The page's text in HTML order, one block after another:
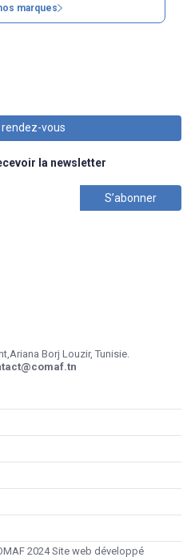
marques
rendez-vous
la newsletter
Borj Louzir, Tunisie.
2024 Site web développé